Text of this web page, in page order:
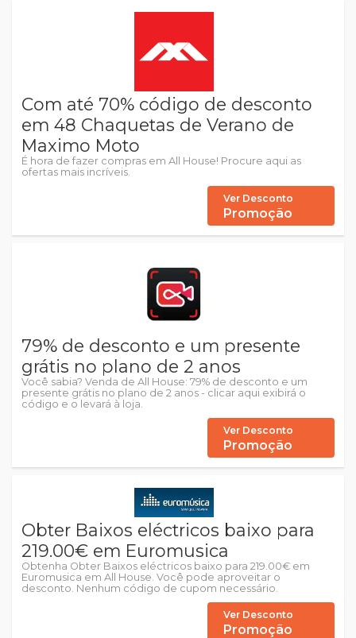
Com até 70% código de desconto
em 48 Chaquetas de Verano de
Maximo Moto
É hora de fazer compras em All House! Procure aqui as
ofertas mais incríveis.
Ver Desconto
Promoção
79% de desconto e um presente
grátis no plano de 2 anos
Você sabia? Venda de All House: 79% de desconto e um
presente grátis no plano de 2 anos - clicar aqui exibirá o
código e o levará à loja.
Ver Desconto
Promoção
Obter Baixos eléctricos baixo para
219.00€ em Euromusica
Obtenha Obter Baixos eléctricos baixo para 219.00€ em
Euromusica em All House. Você pode aproveitar o
desconto. Nenhum código de cupom necessário.
Ver Desconto
Promoção